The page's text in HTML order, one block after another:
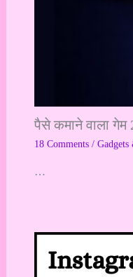
पैसे कमाने वाला गेम
18 Comments /
…